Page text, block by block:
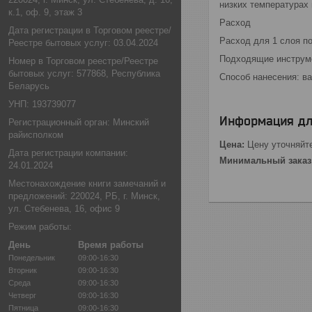
к.1, оф. 9, этаж 3
Дата регистрации в Торговом реестре/
Реестре бытовых услуг: 03.04.2024
Номер в Торговом реестре/Реестре
бытовых услуг: 577868, Республика
Беларусь
УНП: 193739077
Регистрационный орган: Минский
райисполком
Дата регистрации компании:
24.01.2024
Местонахождение книги замечаний и
предложений: 220024, РБ, г. Минск,
ул. Стебенева, 16, офис 9
Режим работы:
День
Время работы
Понедельник
09:00-16:30
Вторник
09:00-16:30
Среда
09:00-16:30
Четверг
09:00-16:30
Пятница
09:00-16:30
низких
Расход
Расход для 1 слоя
Подходящие
Способ нанесения:
Информация
Цена: Цену
Минимальный